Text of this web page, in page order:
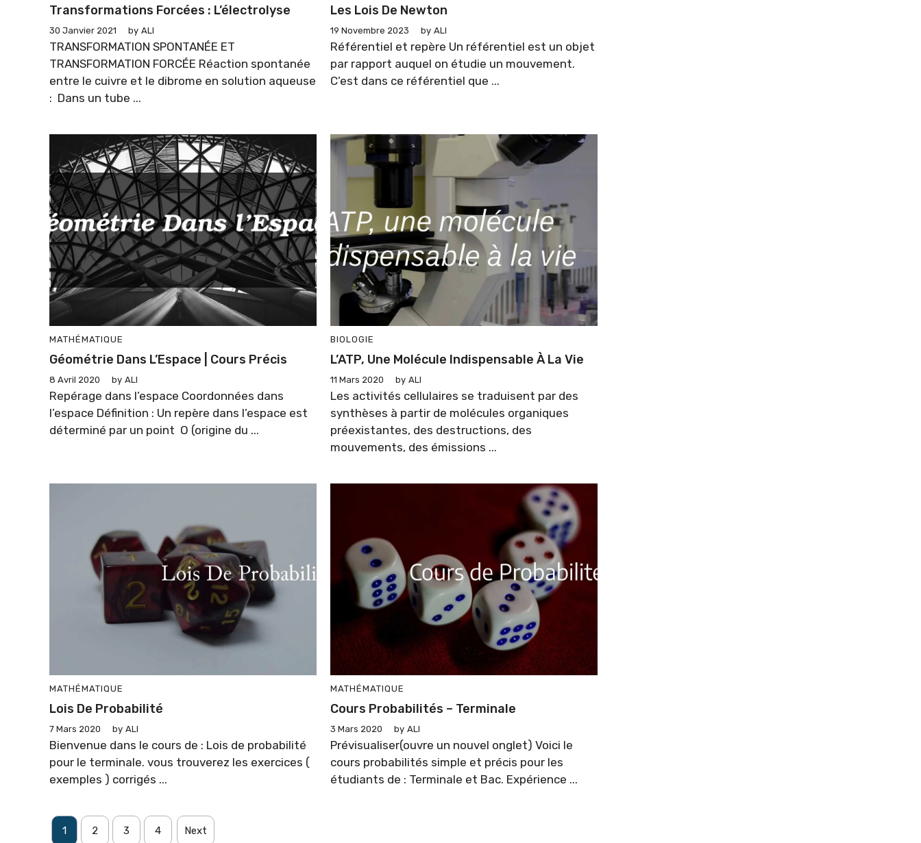
Transformations Forcées : L’électrolyse
30 Janvier 2021 by ALI
TRANSFORMATION SPONTANÉE ET
TRANSFORMATION FORCÉE Réaction spontanée
entre le cuivre et le dibrome en solution aqueuse
: Dans un tube ...
Les Lois De Newton
19 Novembre 2023 by ALI
Référentiel et repère Un référentiel est un objet
par rapport auquel on étudie un mouvement.
C’est dans ce référentiel que ...
MATHÉMATIQUE
Géométrie Dans L’Espace | Cours Précis
8 Avril 2020 by ALI
Repérage dans l’espace Coordonnées dans
l’espace Définition : Un repère dans l’espace est
déterminé par un point O (origine du ...
BIOLOGIE
L’ATP, Une Molécule Indispensable À La Vie
11 Mars 2020 by ALI
Les activités cellulaires se traduisent par des
synthèses à partir de molécules organiques
préexistantes, des destructions, des
mouvements, des émissions ...
MATHÉMATIQUE
Lois De Probabilité
7 Mars 2020 by ALI
Bienvenue dans le cours de : Lois de probabilité
pour le terminale. vous trouverez les exercices (
exemples ) corrigés ...
MATHÉMATIQUE
Cours Probabilités – Terminale
3 Mars 2020 by ALI
Prévisualiser(ouvre un nouvel onglet) Voici le
cours probabilités simple et précis pour les
étudiants de : Terminale et Bac. Expérience ...
1 2 3 4 Next